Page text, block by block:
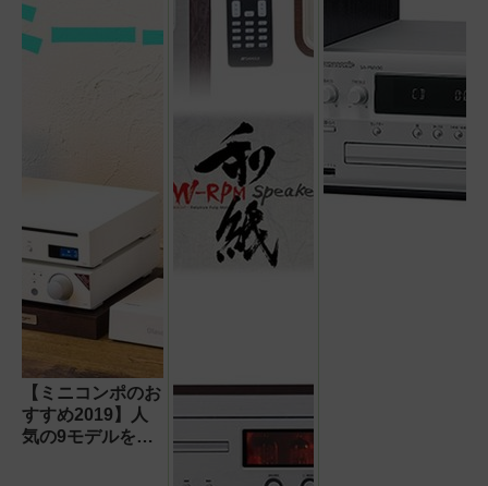
【ミニコンポのお
すすめ2019】人
気の9モデルを価